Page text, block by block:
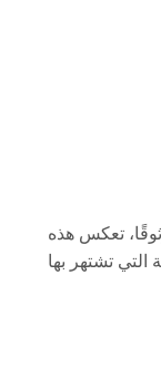
تعكس هذه
التي تشتهر بها